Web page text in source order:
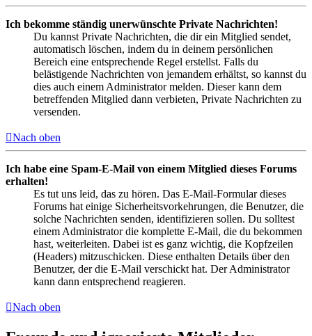
Ich bekomme ständig unerwünschte Private Nachrichten!
Du kannst Private Nachrichten, die dir ein Mitglied sendet,
automatisch löschen, indem du in deinem persönlichen
Bereich eine entsprechende Regel erstellst. Falls du
belästigende Nachrichten von jemandem erhältst, so kannst du
dies auch einem Administrator melden. Dieser kann dem
betreffenden Mitglied dann verbieten, Private Nachrichten zu
versenden.
Nach oben
Ich habe eine Spam-E-Mail von einem Mitglied dieses Forums
erhalten!
Es tut uns leid, das zu hören. Das E-Mail-Formular dieses
Forums hat einige Sicherheitsvorkehrungen, die Benutzer, die
solche Nachrichten senden, identifizieren sollen. Du solltest
einem Administrator die komplette E-Mail, die du bekommen
hast, weiterleiten. Dabei ist es ganz wichtig, die Kopfzeilen
(Headers) mitzuschicken. Diese enthalten Details über den
Benutzer, der die E-Mail verschickt hat. Der Administrator
kann dann entsprechend reagieren.
Nach oben